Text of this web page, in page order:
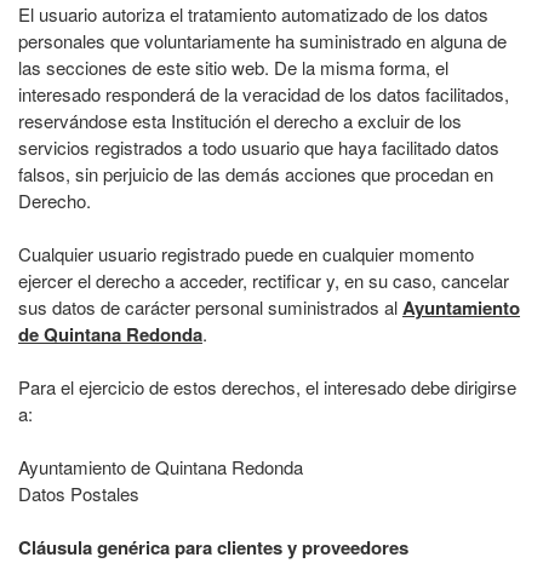
El usuario autoriza el tratamiento automatizado de los datos
personales que voluntariamente ha suministrado en alguna de
las secciones de este sitio web. De la misma forma, el
interesado responderá de la veracidad de los datos facilitados,
reservándose esta Institución el derecho a excluir de los
servicios registrados a todo usuario que haya facilitado datos
falsos, sin perjuicio de las demás acciones que procedan en
Derecho.
Cualquier usuario registrado puede en cualquier momento
ejercer el derecho a acceder, rectificar y, en su caso, cancelar
sus datos de carácter personal suministrados alAyuntamiento
de Quintana Redonda.
Para el ejercicio de estos derechos, el interesado debe dirigirse
a:
Ayuntamiento de Quintana Redonda
Datos Postales
Cláusula genérica para clientes y proveedores